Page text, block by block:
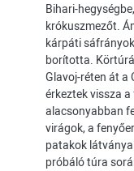
Bihari-
krókuszmezőt.
kárpáti
borította.
Glavoj-réten át a
érkeztek vissza
alacsonyabban
virágok, a
patakok
próbáló túra